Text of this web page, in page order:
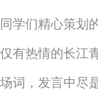
同学们精心策划
仅有热情的长江
场词，发言中尽